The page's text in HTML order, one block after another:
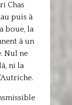
Chas
puis à
boue, la
à un
Nul ne
ni la